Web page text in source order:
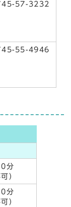
57-3232
55-4946
分
）
分
）